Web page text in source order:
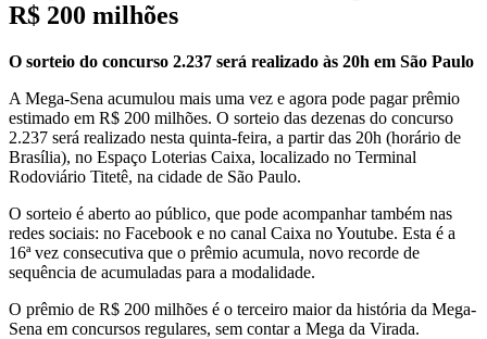
R$ 200 milhões
O sorteio do concurso 2.237 será realizado às 20h em São Paulo
A Mega-Sena acumulou mais uma vez e agora pode pagar prêmio
estimado em R$ 200 milhões. O sorteio das dezenas do concurso
2.237 será realizado nesta quinta-feira, a partir das 20h (horário de
Brasília), no Espaço Loterias Caixa, localizado no Terminal
Rodoviário Titetê, na cidade de São Paulo.
O sorteio é aberto ao público, que pode acompanhar também nas
redes sociais: no Facebook e no canal Caixa no Youtube. Esta é a
16ª vez consecutiva que o prêmio acumula, novo recorde de
sequência de acumuladas para a modalidade.
O prêmio de R$ 200 milhões é o terceiro maior da história da Mega-
Sena em concursos regulares, sem contar a Mega da Virada.